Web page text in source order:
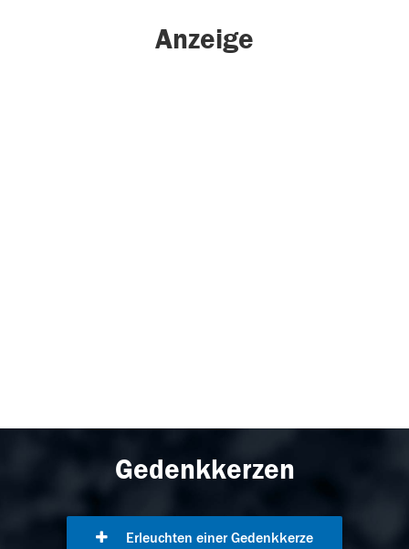
Anzeige
Gedenkkerzen
Erleuchten einer Gedenkkerze